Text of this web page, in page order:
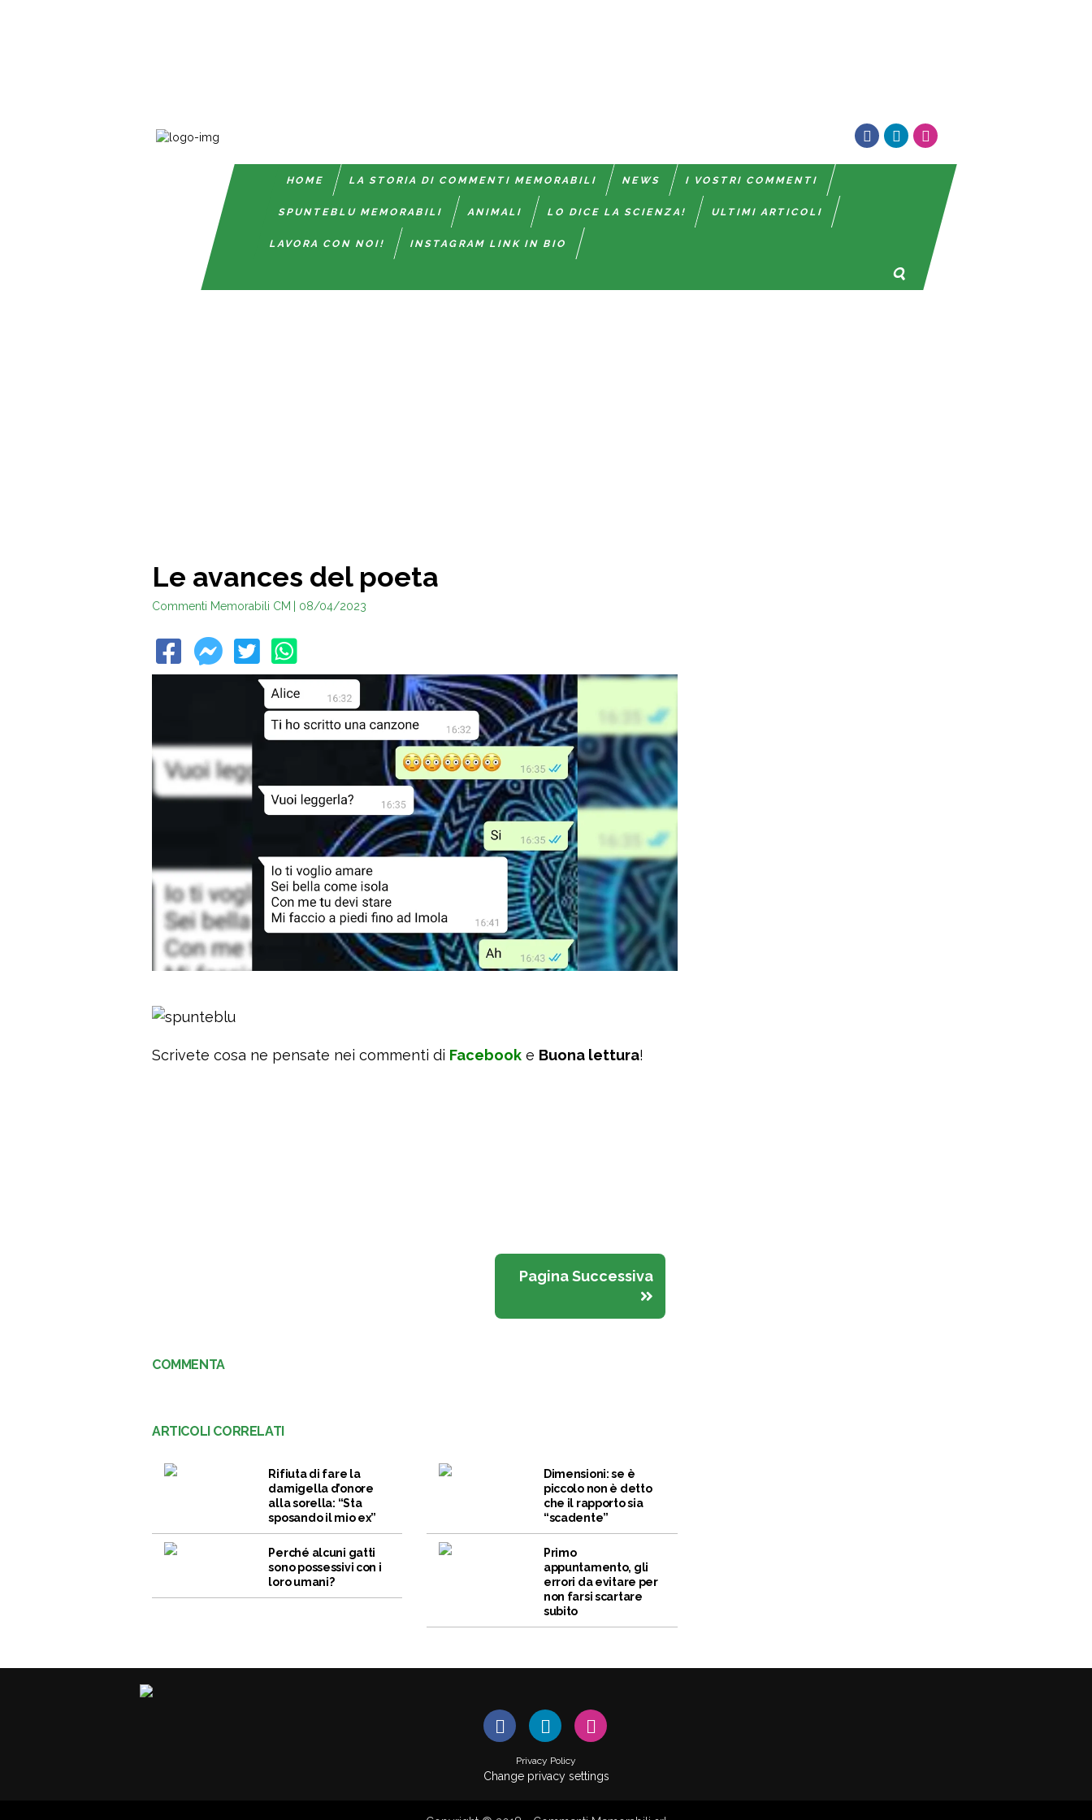
HOME LA STORIA DI COMMENTI MEMORABILI NEWS I VOSTRI COMMENTI
SPUNTEBLU MEMORABILI ANIMALI LO DICE LA SCIENZA! ULTIMI ARTICOLI
LAVORA CON NOI! INSTAGRAM LINK IN BIO
Le avances del poeta
Commenti Memorabili CM | 08/04/2023
Scrivete cosa ne pensate nei commenti di Facebook e Buona lettura!
Pagina Successiva
COMMENTA
ARTICOLI CORRELATI
Rifiuta di fare la
damigella d’onore
alla sorella: “Sta
sposando il mio ex”
Dimensioni: se è
piccolo non è detto
che il rapporto sia
“scadente”
Perché alcuni gatti
sono possessivi con i
loro umani?
Primo
appuntamento, gli
errori da evitare per
non farsi scartare
subito
Privacy Policy
Change privacy settings